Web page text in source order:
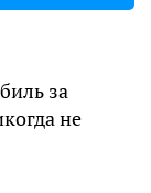
за
не